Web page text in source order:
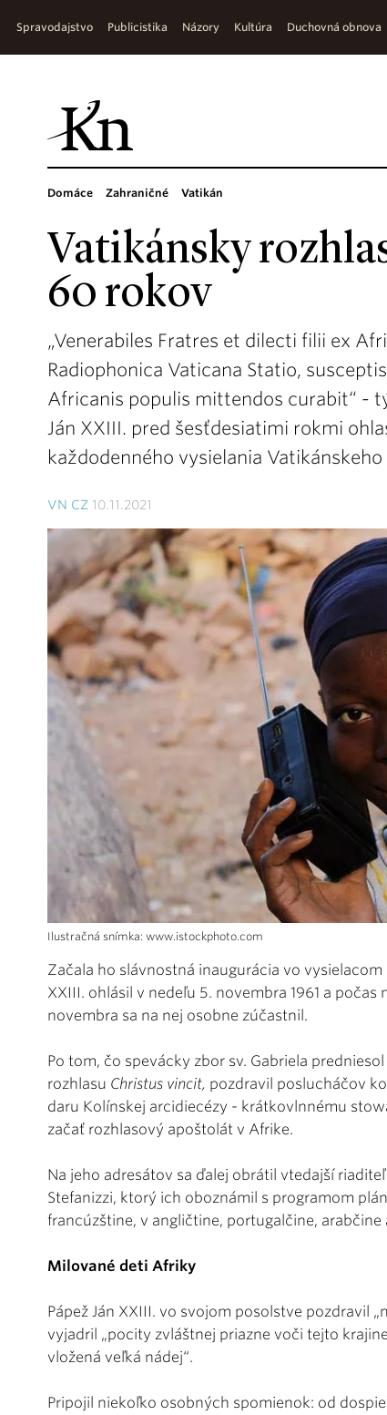
Spravodajstvo Publicistika Názory Kultúra Duchovná obnova
Domáce Zahraničné Vatikán
Vatikánsky
60 rokov
„Venerabiles Fratres et dilecti filii ex
Radiophonica Vaticana Statio,
Africanis populis mittendos curabit“ -
Ján XXIII. pred šesťdesiatimi rokmi
každodenného vysielania
VN CZ 10.11.2021
Ilustračná snímka: www.istockphoto.com
Začala ho slávnostná inaugurácia vo
XXIII. ohlásil v nedeľu 5. novembra 1961 a
novembra sa na nej osobne zúčastnil.
Po tom, čo spevácky zbor sv. Gabriela
rozhlasu Christus vincit, pozdravil poslucháčov
daru Kolínskej arcidiecézy - krátkovlnnému
začať rozhlasový apoštolát v Afrike.
Na jeho adresátov sa ďalej obrátil vtedajší
Stefanizzi, ktorý ich oboznámil s programom
francúzštine, v angličtine, portugalčine, arabčine
Milované deti Afriky
Pápež Ján XXIII. vo svojom posolstve pozdravil
vyjadril „pocity zvláštnej priazne voči tejto
vložená veľká nádej“.
Pripojil niekoľko osobných spomienok: od